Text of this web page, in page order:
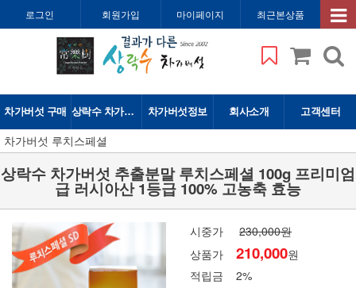
로그인 회원가입 마이페이지 최근본상품
차가버섯 구매 상락수 차가버섯 차가버섯정보 회사소개 고객센터
차가버섯 루치스페셜
상락수 차가버섯 추출분말 루치스페셜 100g 프리미엄
급 러시아산 1등급 100% 고농축 효능
시중가
230,000원
상품가
210,000원
적립금
2%